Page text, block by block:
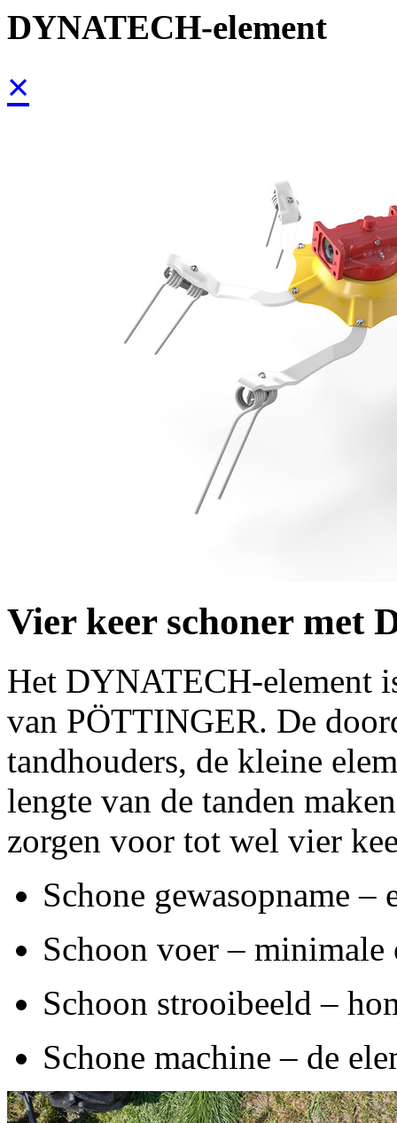
DYNATECH-element
×
Vier keer schoner met
Het DYNATECH-element
van PÖTTINGER. De
tandhouders, de kleine
lengte van de tanden
zorgen voor tot wel vier
Schone gewasopname
Schoon voer – minimale
Schoon strooibeeld –
Schone machine – de